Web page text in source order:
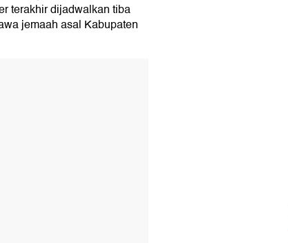
terakhir dijadwalkan tiba
jemaah asal Kabupaten